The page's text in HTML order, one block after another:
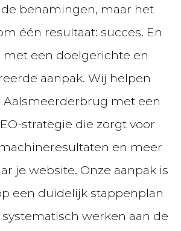
benamingen, maar het
één resultaat: succes. En
met een doelgerichte en
aanpak. Wij helpen
Aalsmeerderbrug met een
strategie die zorgt voor
en meer
je website. Onze aanpak is
een duidelijk stappenplan
werken aan de